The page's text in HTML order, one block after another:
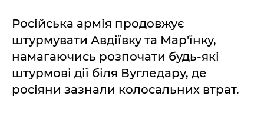
Російська армія продовжує
штурмувати Авдіївку та Мар'їнку,
намагаючись розпочати будь-які
штурмові дії біля Вугледару, де
росіяни зазнали колосальних втрат.